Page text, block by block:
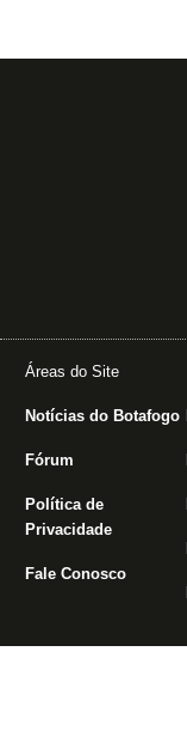
Áreas do Site
Notícias do Botafogo
Fórum
Política de
Privacidade
Fale Conosco